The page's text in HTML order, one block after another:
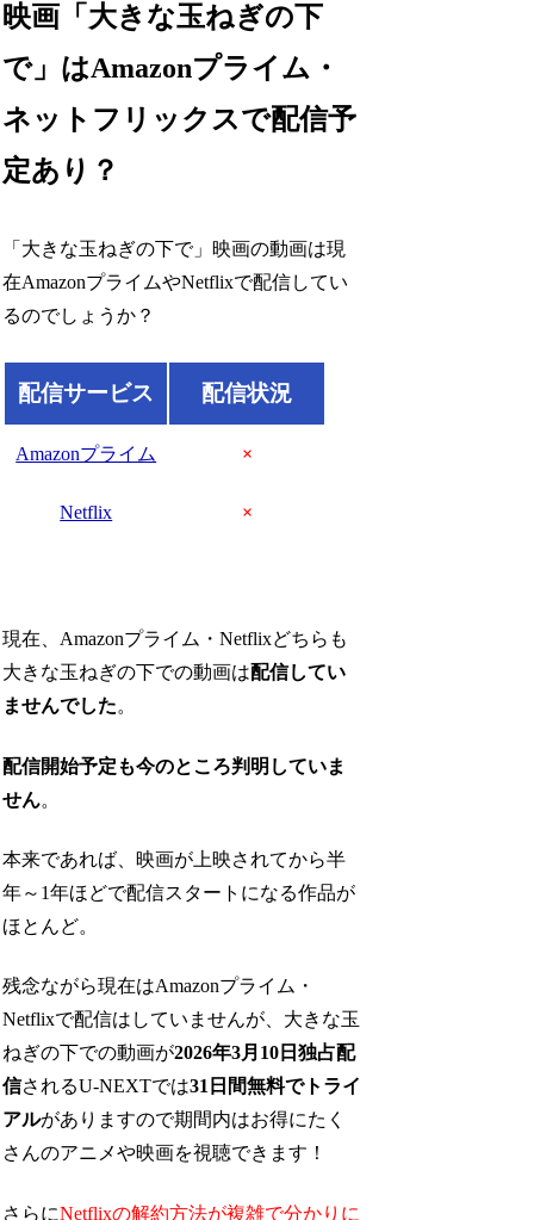
映画「大きな玉ねぎの下
で」はAmazonプライム・
ネットフリックスで配信予
定あり？
「大きな玉ねぎの下で」映画の動画は現
在AmazonプライムやNetflixで配信してい
るのでしょうか？
配信サービス 配信状況
Amazonプライム ×
Netflix ×
現在、Amazonプライム・Netflixどちらも
大きな玉ねぎの下での動画は配信してい
ませんでした。
配信開始予定も今のところ判明していま
せん。
本来であれば、映画が上映されてから半
年～1年ほどで配信スタートになる作品が
ほとんど。
残念ながら現在はAmazonプライム・
Netflixで配信はしていませんが、大きな玉
ねぎの下での動画が2026年3月10日独占配
信されるU-NEXTでは31日間無料でトライ
アルがありますので期間内はお得にたく
さんのアニメや映画を視聴できます！
さらにNetflixの解約方法が複雑で分かりに